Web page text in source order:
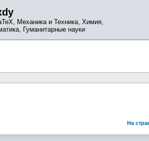
Механика и Техника, Химия,
Гуманитарные науки
На